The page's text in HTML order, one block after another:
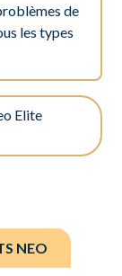
de
les types
NEO